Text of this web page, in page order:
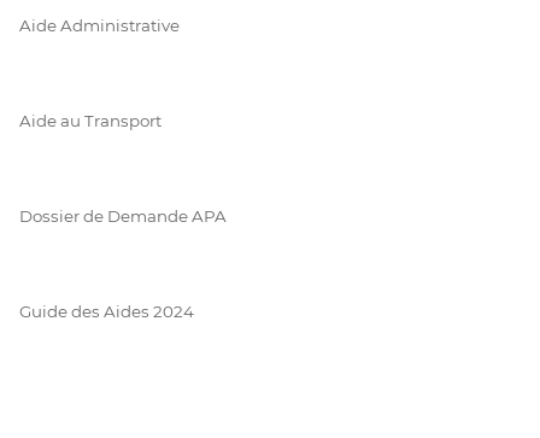
Aide Administrative
Aide au Transport
Dossier de Demande APA
Guide des Aides 2024